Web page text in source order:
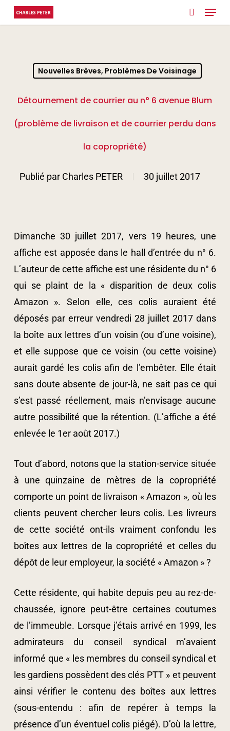
Skip
to
search
Menu
Nouvelles Brèves, Problèmes De Voisinage
Détournement de courrier au n° 6 avenue Blum
(problème de livraison et de courrier perdu dans
la copropriété)
Publié par Charles PETER 30 juillet 2017
Dimanche 30 juillet 2017, vers 19 heures, une
affiche est apposée dans le hall d’entrée du n° 6.
L’auteur de cette affiche est une résidente du n° 6
qui se plaint de la « disparition de deux colis
Amazon ». Selon elle, ces colis auraient été
déposés par erreur vendredi 28 juillet 2017 dans
la boîte aux lettres d’un voisin (ou d’une voisine),
et elle suppose que ce voisin (ou cette voisine)
aurait gardé les colis afin de l’embêter. Elle était
sans doute absente de jour-là, ne sait pas ce qui
s’est passé réellement, mais n’envisage aucune
autre possibilité que la rétention. (L’affiche a été
enlevée le 1er août 2017.)
Tout d’abord, notons que la station-service située
à une quinzaine de mètres de la copropriété
comporte un point de livraison « Amazon », où les
clients peuvent chercher leurs colis. Les livreurs
de cette société ont-ils vraiment confondu les
boîtes aux lettres de la copropriété et celles du
dépôt de leur employeur, la société « Amazon » ?
Cette résidente, qui habite depuis peu au rez-de-
chaussée, ignore peut-être certaines coutumes
de l’immeuble. Lorsque j’étais arrivé en 1999, les
admirateurs du conseil syndical m’avaient
informé que « les membres du conseil syndical et
les gardiens possèdent des clés PTT » et peuvent
ainsi vérifier le contenu des boîtes aux lettres
(sous-entendu : afin de repérer à temps la
présence d’un éventuel colis piégé). D’où la lettre,